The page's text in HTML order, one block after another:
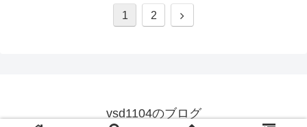
1 2
次
vsd1104のブログ